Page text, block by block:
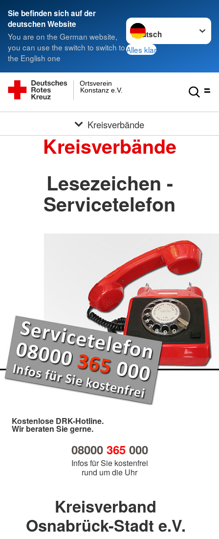
Sie befinden sich auf der
deutschen Website
You are on the German website,
you can use the switch to switch to
the English one
Sprache wechseln zu
Alles klar
Konstanz e.V.
Ortsverein
Kreisverbände
Kreisverbände
Lesezeichen -
Servicetelefon
Kostenlose DRK-Hotline.
Wir beraten Sie gerne.
08000 365000
Infos für Sie kostenfrei
rund um die Uhr
Kreisverband
Osnabrück-Stadt e.V.